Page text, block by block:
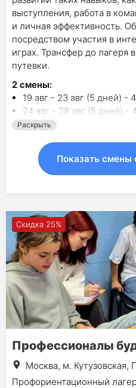
выступления, работа в
и личная эффективность.
посредством участия в
играх. Трансфер до лагеря
путевки.
2 смены:
19 авг - 23 авг (5 дней) -
24 авг - 28 авг (5 дней) -
Раскрыть
Показать смены
Скидка 25%
Профессионалы
Москва, м. Кутузовская,
Профориентационный